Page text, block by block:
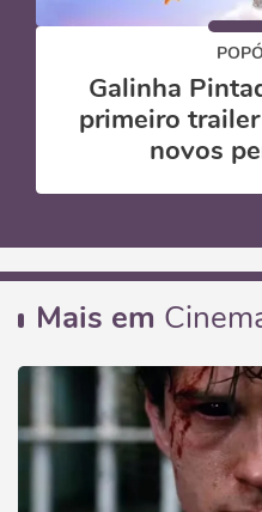
Galinha
primeiro
novos
Mais em